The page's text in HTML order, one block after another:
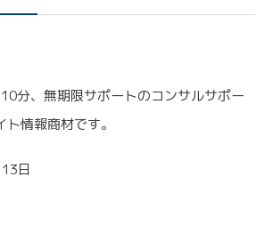
分、無期限サポートのコンサルサポー
情報商材です。
日